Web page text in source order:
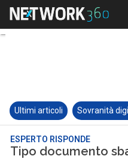
Ultimi articoli Sovranità
ESPERTO RISPONDE
Tipo documento